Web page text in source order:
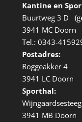
Kantine en
Buurtweg 3 D
3941 MC Doorn
Tel.: 0343-
Postadres:
Roggeakker 4
3941 LC Doorn
Sporthal:
3941 MB Doorn